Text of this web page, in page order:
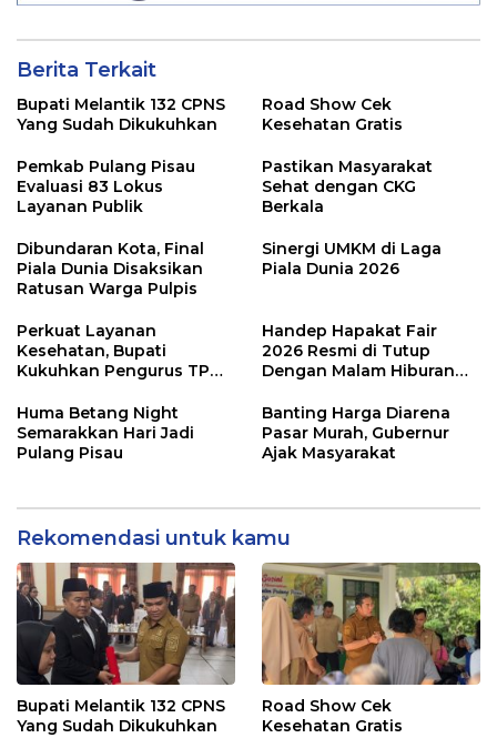
Berita Terkait
Bupati Melantik 132 CPNS
Yang Sudah Dikukuhkan
Road Show Cek
Kesehatan Gratis
Pemkab Pulang Pisau
Evaluasi 83 Lokus
Layanan Publik
Pastikan Masyarakat
Sehat dengan CKG
Berkala
Dibundaran Kota, Final
Piala Dunia Disaksikan
Ratusan Warga Pulpis
Sinergi UMKM di Laga
Piala Dunia 2026
Perkuat Layanan
Kesehatan, Bupati
Kukuhkan Pengurus TP
Handep Hapakat Fair
2026 Resmi di Tutup
Dengan Malam Hiburan
Huma Betang Night
Semarakkan Hari Jadi
Pulang Pisau
Banting Harga Diarena
Pasar Murah, Gubernur
Ajak Masyarakat
Rekomendasi untuk kamu
Bupati Melantik 132 CPNS
Yang Sudah Dikukuhkan
Road Show Cek
Kesehatan Gratis